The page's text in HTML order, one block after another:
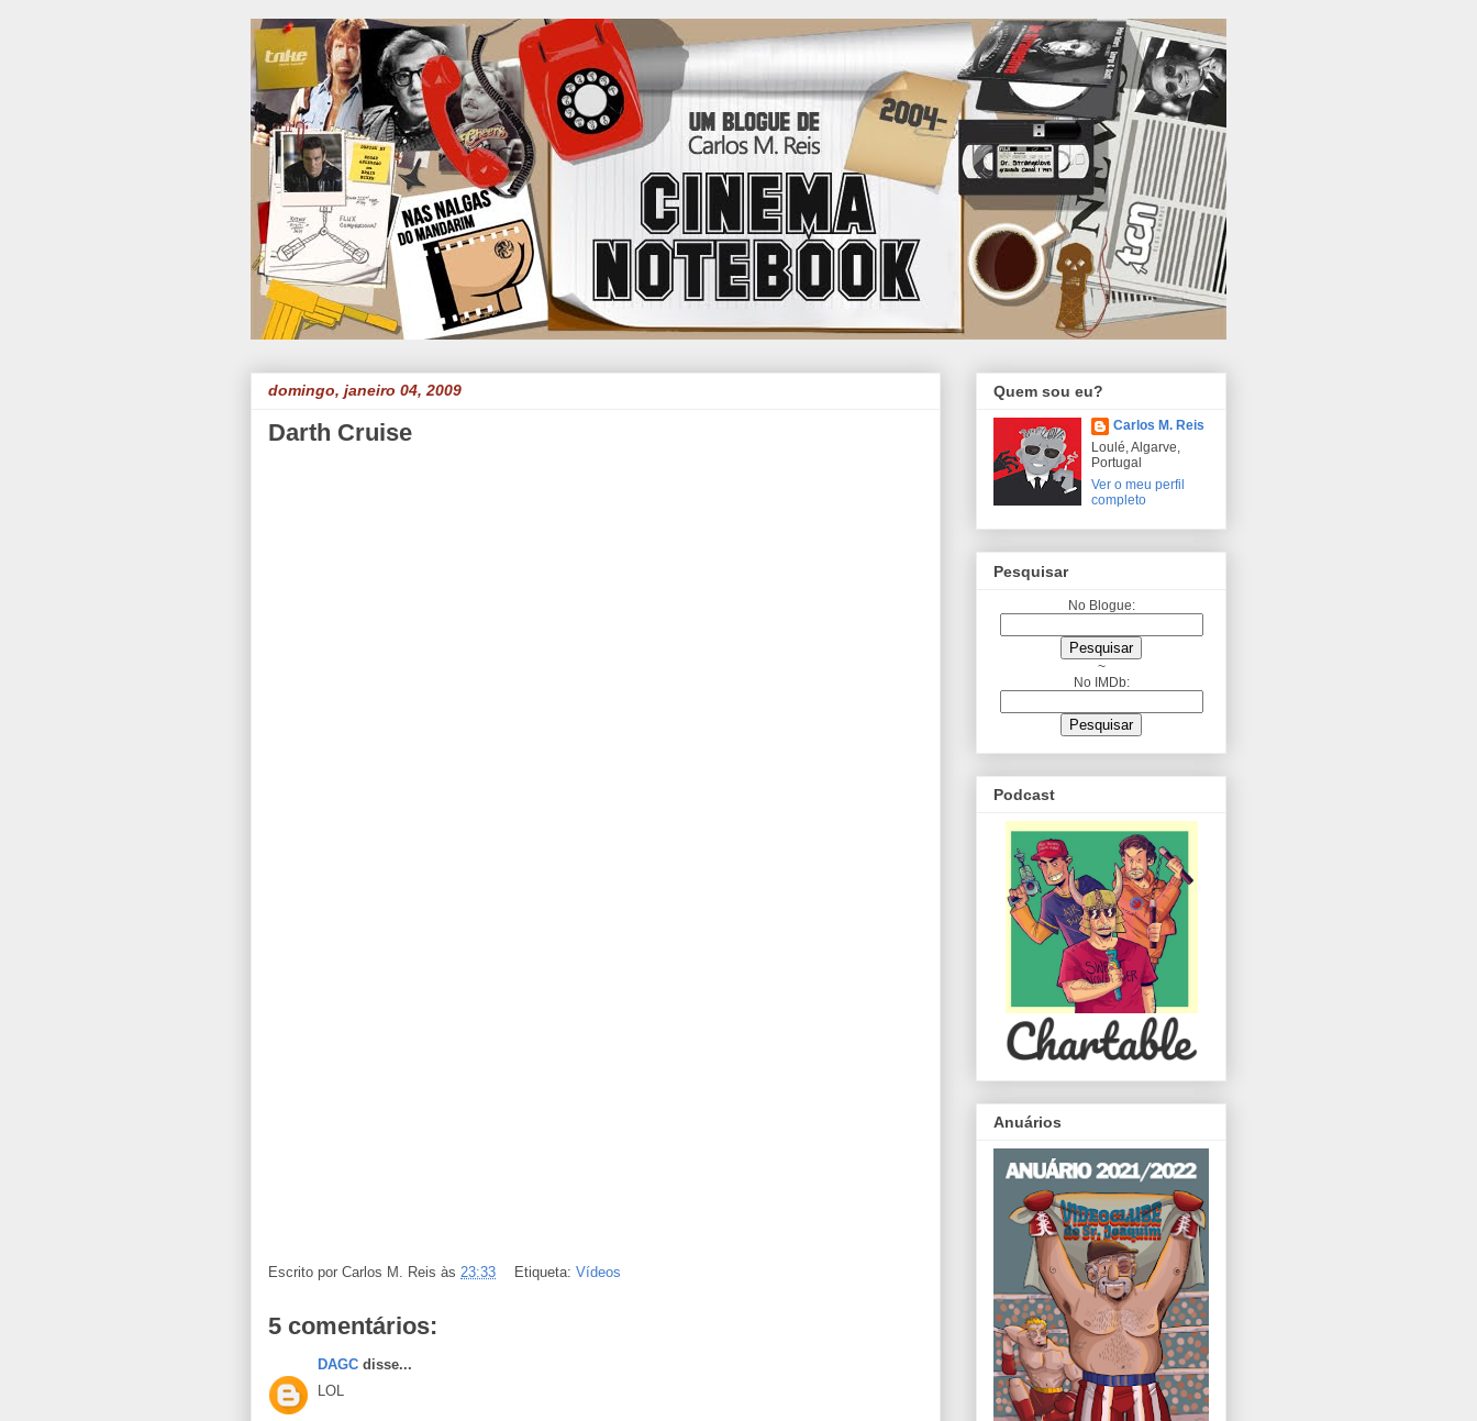
domingo, janeiro 04, 2009
Darth Cruise
Escrito por Carlos M. Reis às 23:33 Etiqueta: Vídeos
5 comentários:
DAGC disse...
LOL
Quem sou eu?
Carlos M. Reis
Loulé, Algarve,
Portugal
Ver o meu perfil
completo
Pesquisar
No Blogue:
~
No IMDb:
Podcast
Anuários